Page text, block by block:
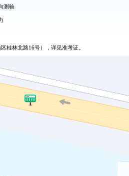
测验
桂林北路16号），详见准考证。